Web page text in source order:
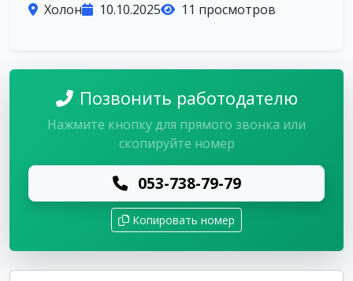
Холон
10.10.2025 11 просмотров
Позвонить работодателю
Нажмите кнопку для прямого звонка или
скопируйте номер
053-738-79-79
Копировать номер